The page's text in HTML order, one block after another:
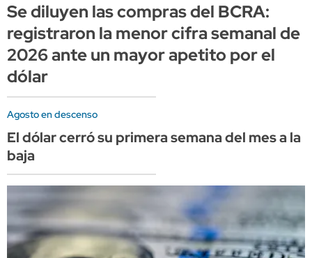
Se diluyen las compras del BCRA:
registraron la menor cifra semanal de
2026 ante un mayor apetito por el
dólar
Agosto en descenso
El dólar cerró su primera semana del mes a la
baja